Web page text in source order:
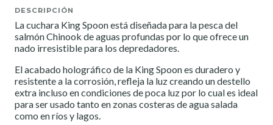
DESCRIPCIÓN
La cuchara King Spoon está diseñada para la pesca del
salmón Chinook de aguas profundas por lo que ofrece un
nado irresistible para los depredadores.
El acabado holográfico de la King Spoon es duradero y
resistente a la corrosión, refleja la luz creando un destello
extra incluso en condiciones de poca luz por lo cual es ideal
para ser usado tanto en zonas costeras de agua salada
como en ríos y lagos.